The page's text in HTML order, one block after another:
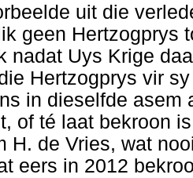
uit die
geen Hertzogprys
nadat Uys Krige
Hertzogprys vir
in dieselfde asem
of té laat bekroon
H. de Vries, wat
eers in 2012